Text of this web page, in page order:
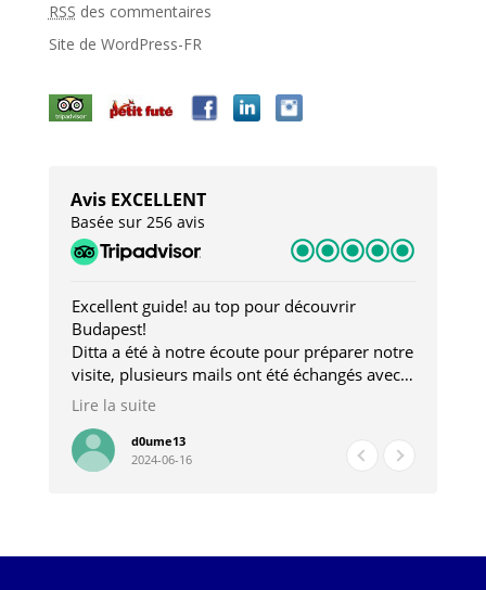
RSS des commentaires
Site de WordPress-FR
Avis EXCELLENT
Basée sur 256 avis
Excellent guide! au top pour découvrir
Budapest!
Ditta a été à notre écoute pour préparer notre
visite, plusieurs mails ont été échangés avec à
chaque fois une réponse rapide et précise .
une visite d'une journée . Ditta nous a fait
découvrir Budapest d'une manière très
du déjeuner était très bon . Elle nous a aussi
Lire la suite
d0ume13
2024-06-16